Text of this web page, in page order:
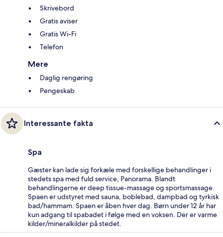
Skrivebord
Gratis aviser
Gratis Wi-Fi
Telefon
Mere
Daglig rengøring
Pengeskab
Interessante fakta
Spa
Gæster kan lade sig forkæle med forskellige behandlinger i
stedets spa med fuld service, Panorama. Blandt
behandlingerne er deep tissue-massage og sportsmassage.
Spaen er udstyret med sauna, boblebad, dampbad og tyrkisk
bad/hammam. Spaen er åben hver dag. Børn under 12 år har
kun adgang til spabadet i følge med en voksen. Der er varme
kilder/mineralkilder på stedet.